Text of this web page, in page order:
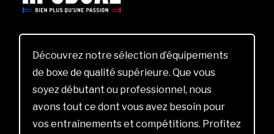
Découvrez notre sélection d’équipements
de boxe de qualité supérieure. Que vous
soyez débutant ou professionnel, nous
avons tout ce dont vous avez besoin pour
vos entraînements et compétitions. Profitez